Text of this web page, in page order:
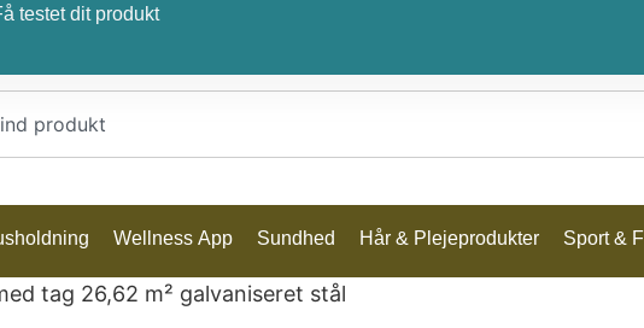
testet dit produkt
Wellness App Sundhed Hår & Plejeprodukter Sport &
tag 26,62 m² galvaniseret stål